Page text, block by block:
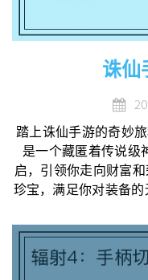
诛仙
踏上诛仙手游的奇妙
是一个藏匿着传说级
启，引领你走向财富
珍宝，满足你对装备